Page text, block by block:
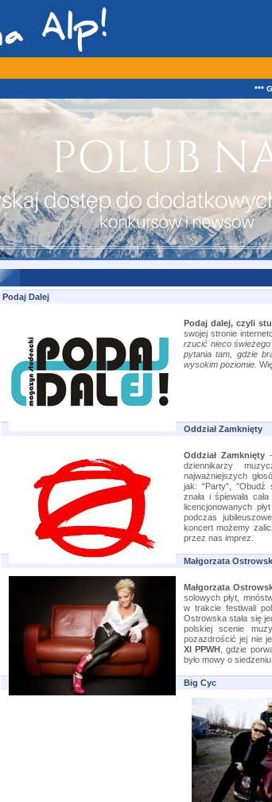
***
Podaj Dalej
Podaj dalej, czyli
swojej stronie
rzucić nieco
pytania tam, gdzie
wysokim poziomie.
Oddział Zamknięty
Oddział Zamknięty–
dziennikarzy
najważniejszych
jak: "Party", "Obudź
znała i śpiewała
licencjonowanych
podczas
koncert możemy
przez nas imprez.
Małgorzata
Małgorzata
solowych płyt,
w trakcie festiwali
Ostrowska stała się
polskiej scenie
pozazdrościć jej nie
XI PPWH , gdzie
było mowy o
Big Cyc